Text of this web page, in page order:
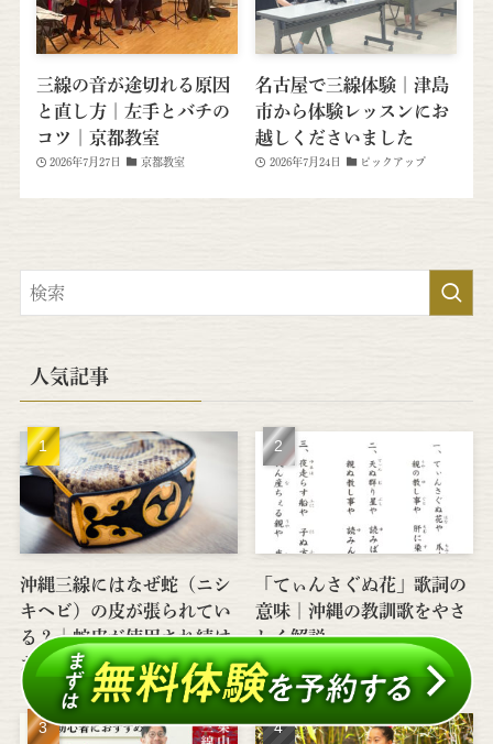
三線の音が途切れる原因
と直し方｜左手とバチの
コツ｜京都教室
2026年7月27日 京都教室
名古屋で三線体験｜津島
市から体験レッスンにお
越しくださいました
2026年7月24日 ピックアップ
人気記事
沖縄三線にはなぜ蛇（ニシ
キヘビ）の皮が張られてい
る？│蛇皮が使用され続け
た理由を解説
「てぃんさぐぬ花」歌詞の
意味｜沖縄の教訓歌をやさ
しく解説